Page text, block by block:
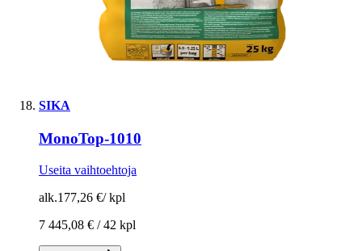
SIKA
MonoTop-1010
Useita vaihtoehtoja
alk.177,26 €/ kpl
7 445,08 € /42 kpl